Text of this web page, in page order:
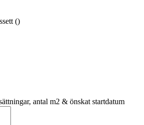
antal m2 & önskat startdatum